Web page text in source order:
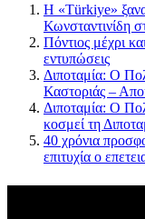
Η «Türkiye»
Κωνσταντινίδη
Πόντιος μέχρι
εντυπώσεις
Διποταμία: Ο
Καστοριάς –
Διποταμία: Ο
κοσμεί τη
40 χρόνια
επιτυχία ο